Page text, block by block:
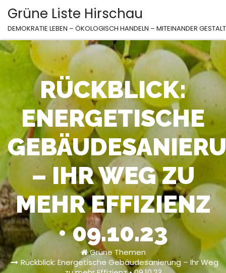
Inhalt
springen
Grüne Liste Hirschau
DEMOKRATIE LEBEN – ÖKOLOGISCH HANDELN – MITEINANDER
RÜCKBLICK:
ENERGETISCHE
– IHR WEG ZU
MEHR EFFIZIENZ
• 09.10.23
Grüne Themen
Rückblick: Energetische Gebäudesanierung – Ihr Weg